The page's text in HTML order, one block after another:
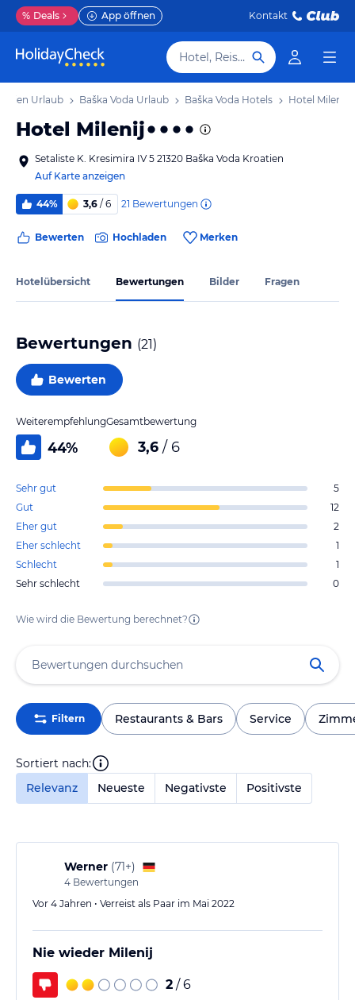
% Deals App öffnen Kontakt
Hotel, Reiseziel
Urlaub Baška Voda Urlaub Baška Voda Hotels Hotel Milenij
Hotel Milenij
Setaliste K. Kresimira IV 5 21320 Baška Voda Kroatien
Auf Karte anzeigen
44% 3,6 / 6 21 Bewertungen
Bewerten Hochladen Merken
Hotelübersicht Bewertungen Bilder Fragen
Bewertungen (21)
Bewerten
Weiterempfehlung
44%
Gesamtbewertung
3,6 / 6
Sehr gut
5
Gut
12
Eher gut
2
Eher schlecht
1
Schlecht
1
Sehr schlecht
0
Wie wird die Bewertung berechnet?
Filtern Restaurants & Bars Service
Sortiert nach:
Relevanz
Neueste Negativste Positivste
Werner (71+)
4 Bewertungen
Vor 4 Jahren • Verreist als Paar im Mai 2022
Nie wieder Milenij
2 / 6